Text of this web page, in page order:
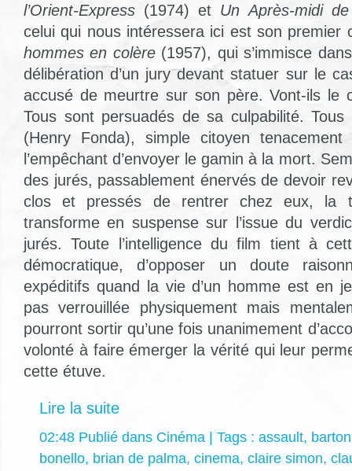
l’Orient-Express (1974) et Un Après-midi
celui qui nous intéressera ici est son premier
hommes en colère(1957), qui s’immisce
délibération d’un jury devant statuer sur le
accusé de meurtre sur son père. Vont-ils le
Tous sont persuadés de sa culpabilité.
(Henry Fonda), simple citoyen
l’empêchant d’envoyer le gamin à la mort.
des jurés, passablement énervés de devoir
clos et pressés de rentrer chez eux, la
transforme en suspense sur l’issue du
jurés. Toute l’intelligence du film tient à
démocratique, d’opposer un doute
expéditifs quand la vie d’un homme est en
pas verrouillée physiquement mais
pourront sortir qu’une fois unanimement
volonté à faire émerger la vérité qui leur
cette étuve.
Lire la suite
02:48 Publié dans Cinéma | Tags : assault,
bonello, brian de palma, cinema, claire simon,